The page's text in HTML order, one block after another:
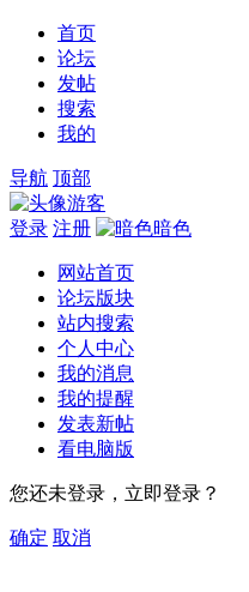
首页
论坛
发帖
搜索
我的
导航 顶部
游客
登录 注册 暗色
网站首页
论坛版块
站内搜索
个人中心
我的消息
我的提醒
发表新帖
看电脑版
您还未登录，立即登录？
确定 取消